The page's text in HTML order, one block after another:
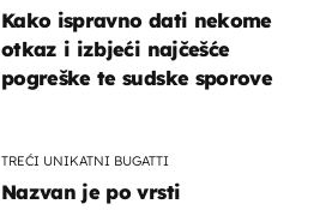
Kako ispravno dati nekome
otkaz i izbjeći najčešće
pogreške te sudske sporove
TREĆI UNIKATNI BUGATTI
Nazvan je po vrsti